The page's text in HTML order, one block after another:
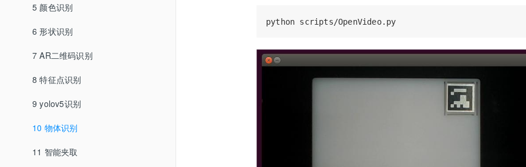
5 颜色识别
6 形状识别
7 AR二维码识别
8 特征点识别
9 yolov5识别
10 物体识别
11 智能夹取